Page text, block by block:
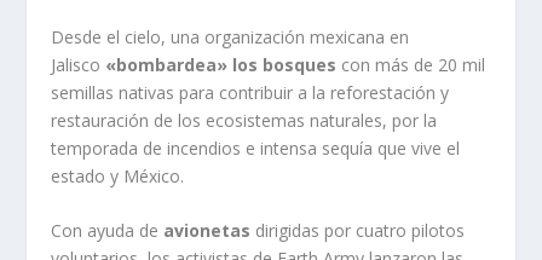
Desde el cielo, una organización mexicana en
Jalisco «bombardea» los bosques con más de 20 mil
semillas nativas para contribuir a la reforestación y
restauración de los ecosistemas naturales, por la
temporada de incendios e intensa sequía que vive el
estado y México.
Con ayuda de avionetas dirigidas por cuatro pilotos